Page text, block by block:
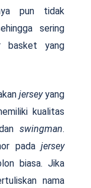
pun tidak
sering
basket yang
jerseyyang
kualitas
swingman.
pada jersey
biasa. Jika
nama